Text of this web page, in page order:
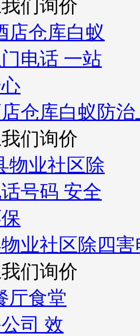
们询价
仓库白蚁防
们询价
业社区除四
们询价